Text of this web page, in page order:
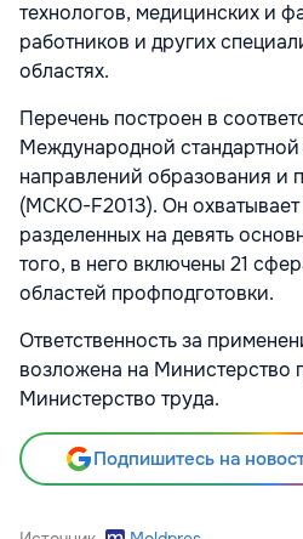
технологов, медицинских и
работников и других
областях.
Перечень построен в
Международной
направлений образования и
(МСКО-F2013). Он охватывает
разделенных на девять
того, в него включены 21
областей профподготовки.
Ответственность за
возложена на Министерство
Министерство труда.
Подпишитесь на